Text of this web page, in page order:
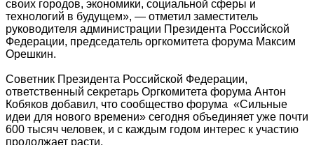
своих городов, экономики, социальной сферы и
технологий в будущем», — отметил заместитель
руководителя администрации Президента Российской
Федерации, председатель оргкомитета форума Максим
Орешкин.
Советник Президента Российской Федерации,
ответственный секретарь Оргкомитета форума Антон
Кобяков добавил, что сообщество форума «Сильные
идеи для нового времени» сегодня объединяет уже почти
600 тысяч человек, и с каждым годом интерес к участию
продолжает расти.